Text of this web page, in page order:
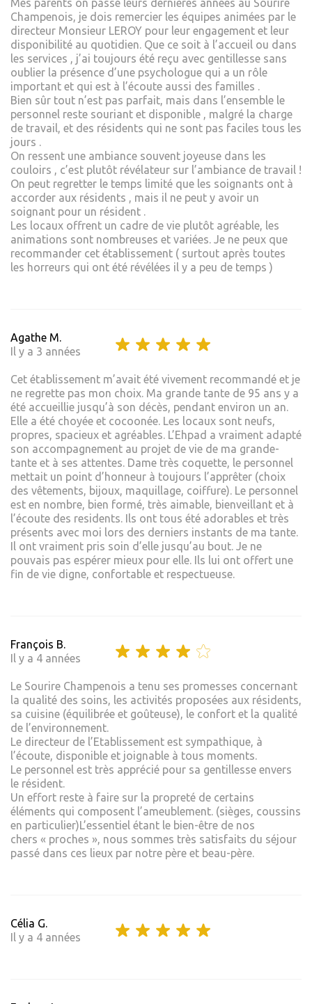
Mes parents on passé leurs dernières années au Sourire
Champenois, je dois remercier les équipes animées par le
directeur Monsieur LEROY pour leur engagement et leur
disponibilité au quotidien. Que ce soit à l’accueil ou dans
les services , j’ai toujours été reçu avec gentillesse sans
oublier la présence d’une psychologue qui a un rôle
important et qui est à l’écoute aussi des familles .
Bien sûr tout n’est pas parfait, mais dans l’ensemble le
personnel reste souriant et disponible , malgré la charge
de travail, et des résidents qui ne sont pas faciles tous les
jours .
On ressent une ambiance souvent joyeuse dans les
couloirs , c’est plutôt révélateur sur l’ambiance de travail !
On peut regretter le temps limité que les soignants ont à
accorder aux résidents , mais il ne peut y avoir un
soignant pour un résident .
Les locaux offrent un cadre de vie plutôt agréable, les
animations sont nombreuses et variées. Je ne peux que
recommander cet établissement ( surtout après toutes
les horreurs qui ont été révélées il y a peu de temps )
Agathe M.
Il y a 3 années
Cet établissement m’avait été vivement recommandé et je
ne regrette pas mon choix. Ma grande tante de 95 ans y a
été accueillie jusqu’à son décès, pendant environ un an.
Elle a été choyée et cocoonée. Les locaux sont neufs,
propres, spacieux et agréables. L’Ehpad a vraiment adapté
son accompagnement au projet de vie de ma grande-
tante et à ses attentes. Dame très coquette, le personnel
mettait un point d’honneur à toujours l’apprêter (choix
des vêtements, bijoux, maquillage, coiffure). Le personnel
est en nombre, bien formé, très aimable, bienveillant et à
l’écoute des residents. Ils ont tous été adorables et très
présents avec moi lors des derniers instants de ma tante.
Il ont vraiment pris soin d’elle jusqu’au bout. Je ne
pouvais pas espérer mieux pour elle. Ils lui ont offert une
fin de vie digne, confortable et respectueuse.
François B.
Il y a 4 années
Le Sourire Champenois a tenu ses promesses concernant
la qualité des soins, les activités proposées aux résidents,
sa cuisine (équilibrée et goûteuse), le confort et la qualité
de l’environnement.
Le directeur de l’Etablissement est sympathique, à
l’écoute, disponible et joignable à tous moments.
Le personnel est très apprécié pour sa gentillesse envers
le résident.
Un effort reste à faire sur la propreté de certains
éléments qui composent l’ameublement. (sièges, coussins
en particulier)L’essentiel étant le bien-être de nos
chers « proches », nous sommes très satisfaits du séjour
passé dans ces lieux par notre père et beau-père.
Célia G.
Il y a 4 années